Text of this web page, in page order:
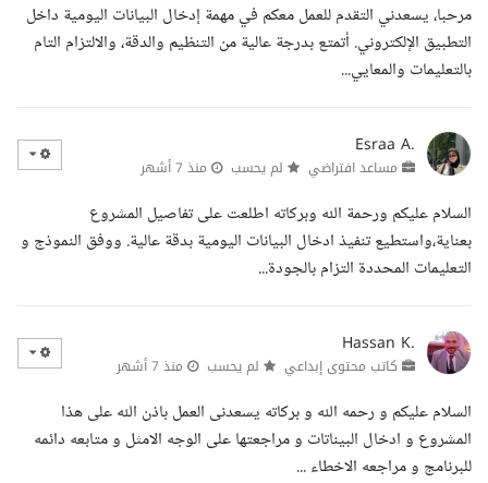
مرحبا، يسعدني التقدم للعمل معكم في مهمة إدخال البيانات اليومية داخل
التطبيق الإلكتروني. أتمتع بدرجة عالية من التنظيم والدقة، والالتزام التام
بالتعليمات والمعايي...
Esraa A.
مساعد افتراضي لم يحسب منذ 7 أشهر
السلام عليكم ورحمة الله وبركاته اطلعت على تفاصيل المشروع
بعناية،واستطيع تنفيذ ادخال البيانات اليومية بدقة عالية. ووفق النموذج و
التعليمات المحددة التزام بالجودة...
Hassan K.
كاتب محتوى إبداعي لم يحسب منذ 7 أشهر
السلام عليكم و رحمه الله و بركاته يسعدنى العمل باذن الله على هذا
المشروع و ادخال البيناتات و مراجعتها على الوجه الامثل و متابعه دائمه
للبرنامج و مراجعه الاخطاء ...